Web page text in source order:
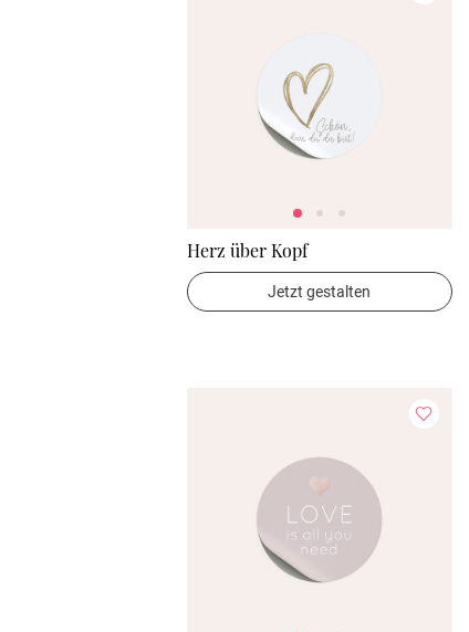
Herz über Kopf
Jetzt gestalten